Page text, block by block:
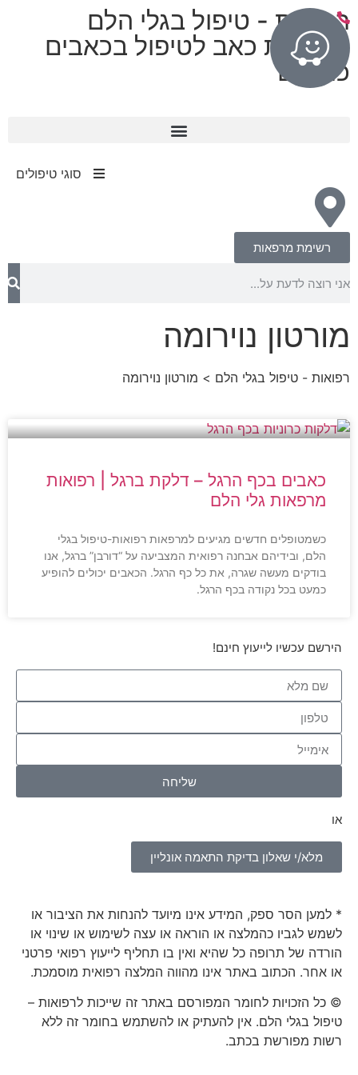
רפואות - טיפול בגלי הלם
מרפאות כאב לטיפול בכאבים
כרוניים
סוגי טיפולים
רשימת מרפאות
מורטון נוירומה
רפואות - טיפול בגלי הלם > מורטון נוירומה
כאבים בכף הרגל – דלקת ברגל | רפואות
מרפאות גלי הלם
כשמטופלים חדשים מגיעים למרפאות רפואות-טיפול בגלי
הלם, ובידיהם אבחנה רפואית המצביעה על “דורבן” ברגל, אנו
בודקים מעשה שגרה, את כל כף הרגל. הכאבים יכולים להופיע
כמעט בכל נקודה בכף הרגל.
הירשם עכשיו לייעוץ חינם!
שליחה
או
מלא/י שאלון בדיקת התאמה אונליין
* למען הסר ספק, המידע אינו מיועד להנחות את הציבור או
לשמש לגביו כהמלצה או הוראה או עצה לשימוש או שינוי או
הורדה של תרופה כל שהיא ואין בו תחליף לייעוץ רפואי פרטני
או אחר. הכתוב באתר אינו מהווה המלצה רפואית מוסמכת.
© כל הזכויות לחומר המפורסם באתר זה שייכות לרפואות –
טיפול בגלי הלם. אין להעתיק או להשתמש בחומר זה ללא
רשות מפורשת בכתב.